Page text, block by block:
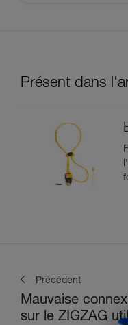
Présent dans
Précédent
Mauvaise
sur le ZIGZAG